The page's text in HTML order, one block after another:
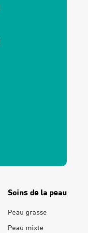
Soins de la peau
Peau grasse
Peau mixte